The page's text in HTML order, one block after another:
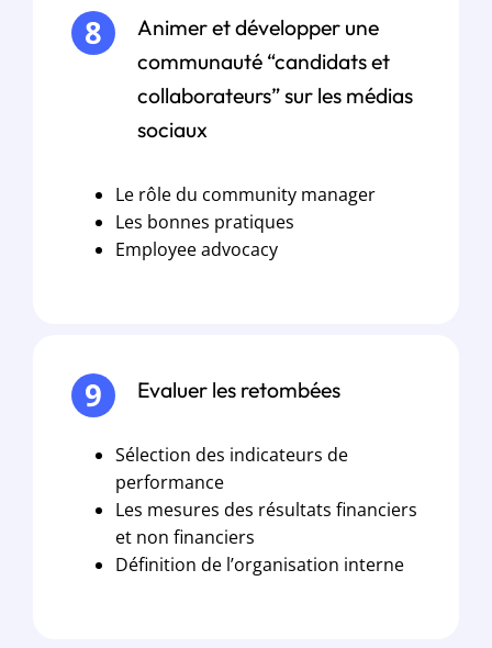
Animer et développer une
communauté “candidats et
collaborateurs” sur les médias
sociaux
Le rôle du community manager
Les bonnes pratiques
Employee advocacy
Evaluer les retombées
Sélection des indicateurs de
performance
Les mesures des résultats financiers
et non financiers
Définition de l’organisation interne